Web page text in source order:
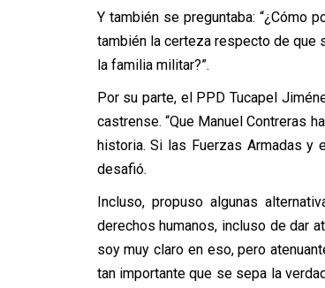
Y también se preguntaba: “¿Cómo
también la certeza respecto de que
la familia militar?”.
Por su parte, el PPD Tucapel
castrense. “Que Manuel Contreras
historia. Si las Fuerzas Armadas y
desafió.
Incluso, propuso algunas
derechos humanos, incluso de dar
soy muy claro en eso, pero
tan importante que se sepa la